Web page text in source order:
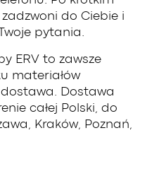
do Ciebie i
pytania.
ERV to zawsze
materiałów
Dostawa
całej Polski, do
Kraków, Poznań,